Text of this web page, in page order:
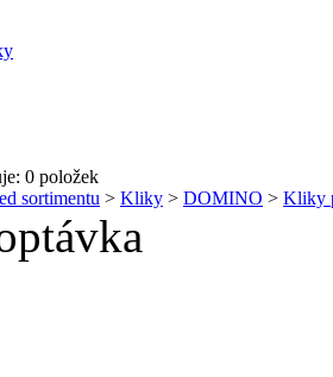
0 položek
sortimentu > Kliky > DOMINO > Kliky